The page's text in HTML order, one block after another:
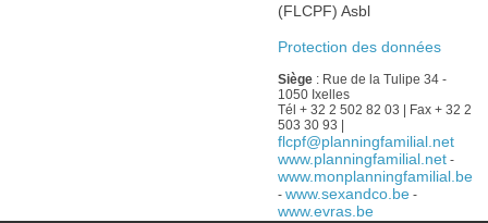
(FLCPF) Asbl
Protection des données
Siège: Rue de la Tulipe 34 -
1050 Ixelles
Tél + 32 2 502 82 03 | Fax + 32 2
503 30 93 |
flcpf@planningfamilial.net
www.planningfamilial.net-
www.monplanningfamilial.be
- www.sexandco.be-
www.evras.be